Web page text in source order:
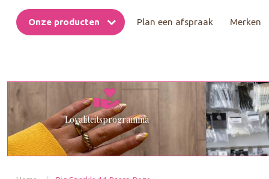
Onze producten Plan een afspraak Merken
Loyaliteitsprogramma